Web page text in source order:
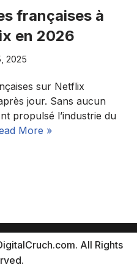
françaises à
en 2026
2025
sur Netflix
jour. Sans aucun
propulsé l’industrie du
More »
All Rights